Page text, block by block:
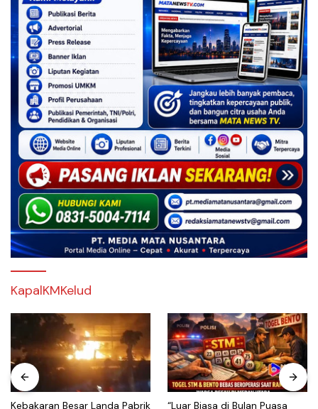
KapalKMKelud
Kebakaran Besar Landa Pabrik
“Luar Biasa di Bulan Puasa